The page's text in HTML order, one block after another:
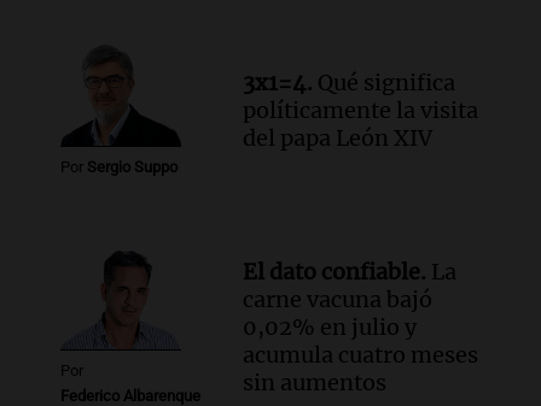
Por Sergio Suppo
3x1=4. Qué significa
políticamente la visita
del papa León XIV
Por
Federico Albarenque
El dato confiable. La
carne vacuna bajó
0,02% en julio y
acumula cuatro meses
sin aumentos